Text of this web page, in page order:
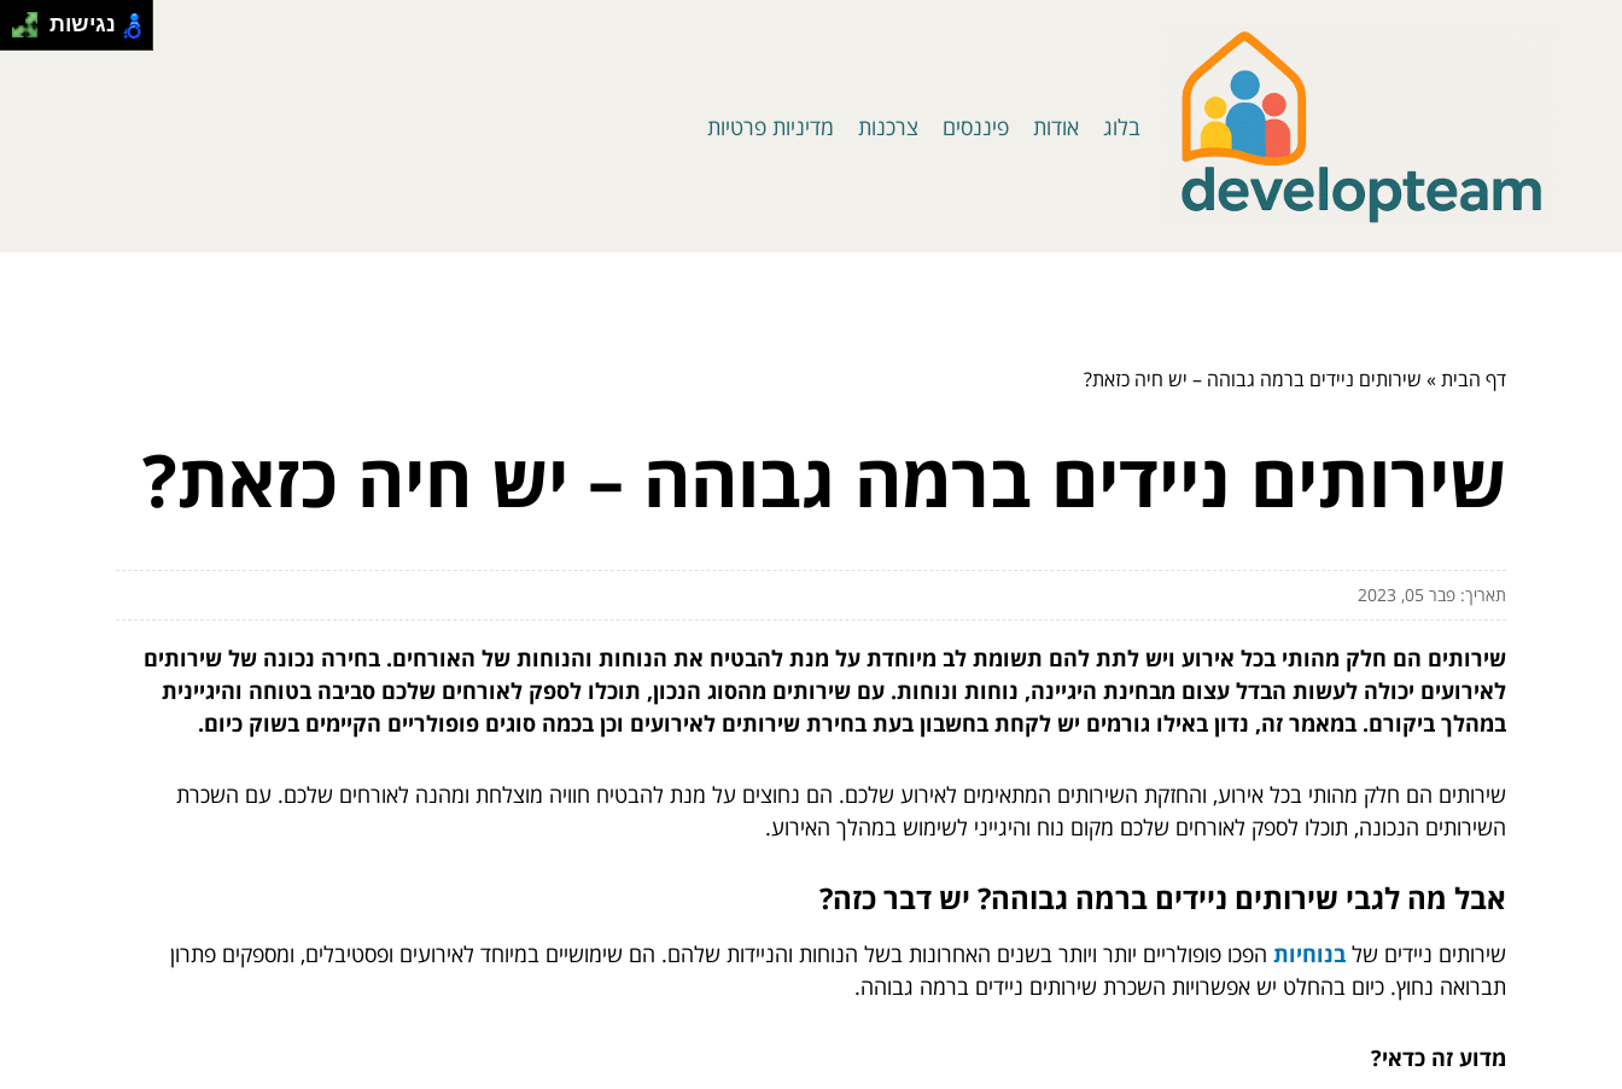
בלוג אודות פיננסים צרכנות מדיניות פרטיות
דף הבית» שירותים ניידים ברמה גבוהה – יש חיה כזאת?
שירותים ניידים ברמה גבוהה – יש חיה כזאת?
תאריך: פבר 05, 2023
שירותים הם חלק מהותי בכל אירוע ויש לתת להם תשומת לב מיוחדת על מנת להבטיח את הנוחות והנוחות של האורחים. בחירה נכונה של שירותים
לאירועים יכולה לעשות הבדל עצום מבחינת היגיינה, נוחות ונוחות. עם שירותים מהסוג הנכון, תוכלו לספק לאורחים שלכם סביבה בטוחה והיגיינית
במהלך ביקורם. במאמר זה, נדון באילו גורמים יש לקחת בחשבון בעת בחירת שירותים לאירועים וכן בכמה סוגים פופולריים הקיימים בשוק כיום.
שירותים הם חלק מהותי בכל אירוע, והחזקת השירותים המתאימים לאירוע שלכם. הם נחוצים על מנת להבטיח חוויה מוצלחת ומהנה לאורחים שלכם. עם השכרת
השירותים הנכונה, תוכלו לספק לאורחים שלכם מקום נוח והיגייני לשימוש במהלך האירוע.
אבל מה לגבי שירותים ניידים ברמה גבוהה? יש דבר כזה?
שירותים ניידים של בנוחיות הפכו פופולריים יותר ויותר בשנים האחרונות בשל הנוחות והניידות שלהם. הם שימושיים במיוחד לאירועים ופסטיבלים, ומספקים פתרון
תברואה נחוץ. כיום בהחלט יש אפשרויות השכרת שירותים ניידים ברמה גבוהה.
מדוע זה כדאי?
נגישות